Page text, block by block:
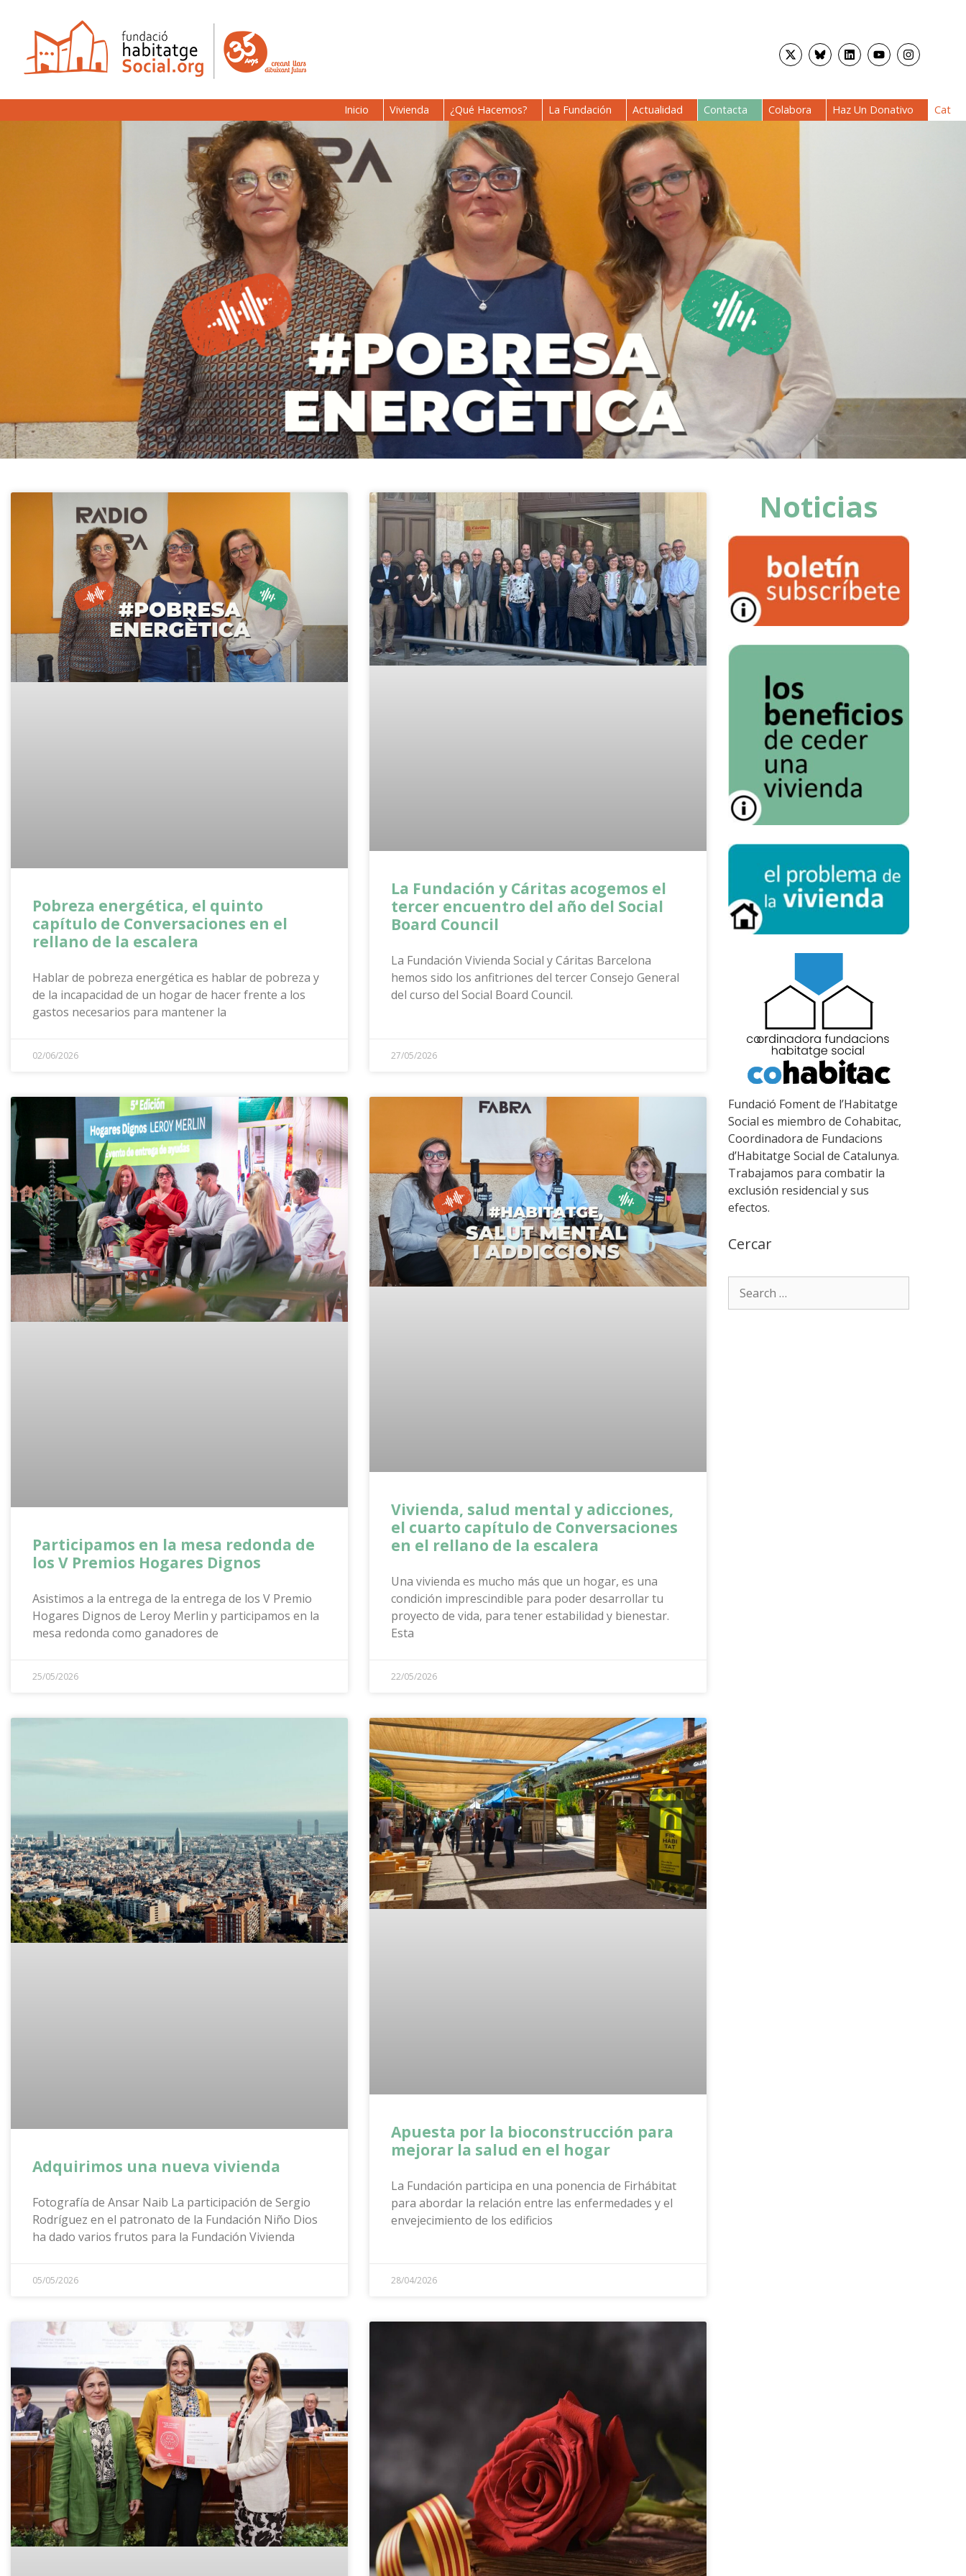
Inicio Vivienda ¿Qué Hacemos? La Fundación Actualidad Contacta Colabora Haz Un Donativo Cat
Pobreza energética, el quinto
capítulo de Conversaciones en el
rellano de la escalera
Hablar de pobreza energética es hablar de pobreza y
de la incapacidad de un hogar de hacer frente a los
gastos necesarios para mantener la
02/06/2026
La Fundación y Cáritas acogemos el
tercer encuentro del año del Social
Board Council
La Fundación Vivienda Social y Cáritas Barcelona
hemos sido los anfitriones del tercer Consejo General
del curso del Social Board Council.
27/05/2026
Participamos en la mesa redonda de
los V Premios Hogares Dignos
Asistimos a la entrega de la entrega de los V Premio
Hogares Dignos de Leroy Merlin y participamos en la
mesa redonda como ganadores de
25/05/2026
Vivienda, salud mental y adicciones,
el cuarto capítulo de Conversaciones
en el rellano de la escalera
Una vivienda es mucho más que un hogar, es una
condición imprescindible para poder desarrollar tu
proyecto de vida, para tener estabilidad y bienestar.
Esta
22/05/2026
Adquirimos una nueva vivienda
Fotografía de Ansar Naib La participación de Sergio
Rodríguez en el patronato de la Fundación Niño Dios
ha dado varios frutos para la Fundación Vivienda
05/05/2026
Apuesta por la bioconstrucción para
mejorar la salud en el hogar
La Fundación participa en una ponencia de Firhábitat
para abordar la relación entre las enfermedades y el
envejecimiento de los edificios
28/04/2026
Noticias
Fundació Foment de l’Habitatge
Social es miembro de Cohabitac,
Coordinadora de Fundacions
d’Habitatge Social de Catalunya.
Trabajamos para combatir la
exclusión residencial y sus
efectos.
Cercar